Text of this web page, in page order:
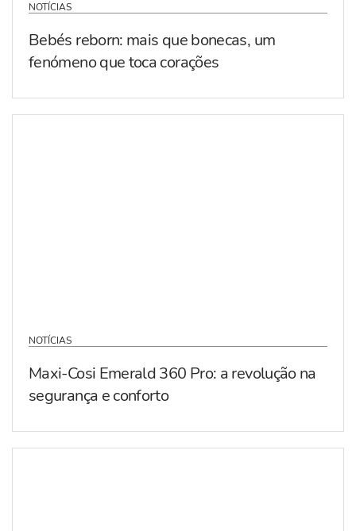
NOTÍCIAS
Bebés reborn: mais que bonecas, um
fenómeno que toca corações
NOTÍCIAS
Maxi-Cosi Emerald 360 Pro: a revolução na
segurança e conforto